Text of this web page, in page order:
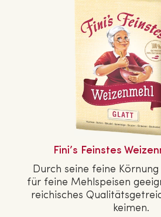
Fini’s Feinstes
Durch seine feine
für feine Mehl­spei­sen
rei­chi­sches
kei­men.